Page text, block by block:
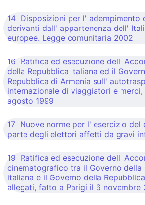
14 Disposizioni per l' adempimento
derivanti dall' appartenenza dell'
europee. Legge comunitaria 2002
16 Ratifica ed esecuzione dell'
della Repubblica italiana ed il
Repubblica di Armenia sull'
internazionale di viaggiatori e
agosto 1999
17 Nuove norme per l' esercizio
parte degli elettori affetti da gravi
19 Ratifica ed esecuzione dell'
cinematografico tra il Governo della
italiana e il Governo della
allegati, fatto a Parigi il 6 novembre